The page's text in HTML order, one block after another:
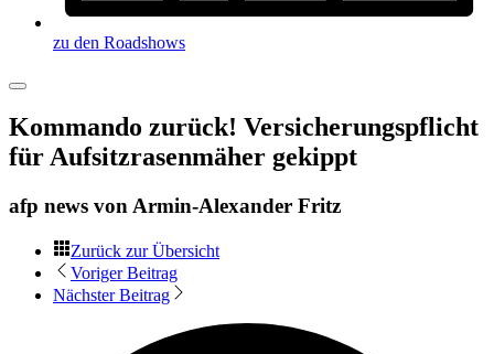
zu den Roadshows
Kommando zurück! Versicherungspflicht
für Aufsitzrasenmäher gekippt
afp news von Armin-Alexander Fritz
Zurück zur Übersicht
Voriger Beitrag
Nächster Beitrag